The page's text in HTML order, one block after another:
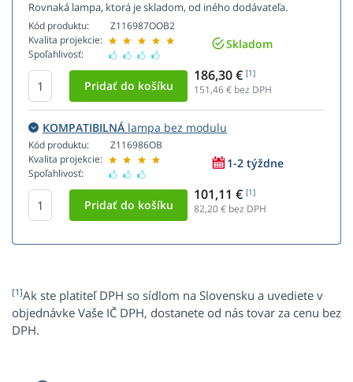
Rovnaká lampa, ktorá je skladom, od iného dodávateľa.
Kód produktu:
Kvalita projekcie:
Spoľahlivosť:
Z116987OOB2
Skladom
186,30 € [1]
151,46€ bez DPH
KOMPATIBILNÁ lampa bez modulu
Kód produktu:
Kvalita projekcie:
Spoľahlivosť:
Z116986OB
1-2 týždne
101,11 € [1]
82,20€ bez DPH
[1]Ak ste platiteľ DPH so sídlom na Slovensku a uvediete v
objednávke Vaše IČ DPH, dostanete od nás tovar za cenu bez
DPH.